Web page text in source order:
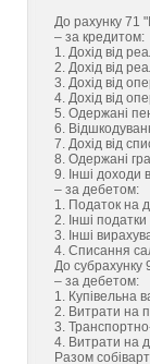
До рахунку 71
– за кредитом:
1. Дохід від
2. Дохід від
3. Дохід від
4. Дохід від
5. Одержані
6.
7. Дохід від
8. Одержані
9. Інші доходи
– за дебетом:
1. Податок на
2. Інші
3. Інші
4. Списання
До субрахунку
– за дебетом:
1. Купівельна
2. Витрати на
3.
4. Витрати на
Разом